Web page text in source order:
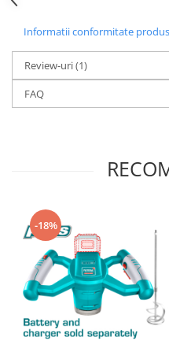
Scule manuale
Aparate de Tăiat Gresie
Briceag multifuncțional
Ciocan
Clești
Scule pentru grădină
Suporturi laptop
Tirbușoane și deschizătoare
sticle
Trafalet
Trusă tubulare
Informatii conformitate produs
Review-uri(1)
FAQ
-18%